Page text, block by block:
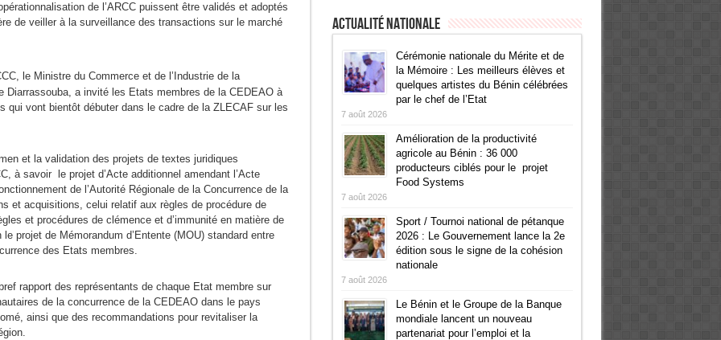
de l’ARCC puissent être validés et adoptés
de veiller à la surveillance des transactions sur le marché
le Ministre du Commerce et de l’Industrie de la
Diarrassouba, a invité les Etats membres de la CEDEAO à
qui vont bientôt débuter dans le cadre de la ZLECAF sur les
et la validation des projets de textes juridiques
à savoir le projet d’Acte additionnel amendant l’Acte
de l’Autorité Régionale de la Concurrence de la
et acquisitions, celui relatif aux règles de procédure de
et procédures de clémence et d’immunité en matière de
projet de Mémorandum d’Entente (MOU) standard entre
des Etats membres.
rapport des représentants de chaque Etat membre sur
de la concurrence de la CEDEAO dans le pays
ainsi que des recommandations pour revitaliser la
Actualité Nationale
Cérémonie nationale du Mérite et de
la Mémoire : Les meilleurs élèves et
quelques artistes du Bénin célébrées
par le chef de l’Etat
7 août 2026
Amélioration de la productivité
agricole au Bénin : 36 000
producteurs ciblés pour le projet
Food Systems
7 août 2026
Sport / Tournoi national de pétanque
2026 : Le Gouvernement lance la 2e
édition sous le signe de la cohésion
nationale
7 août 2026
Le Bénin et le Groupe de la Banque
mondiale lancent un nouveau
partenariat pour l’emploi et la